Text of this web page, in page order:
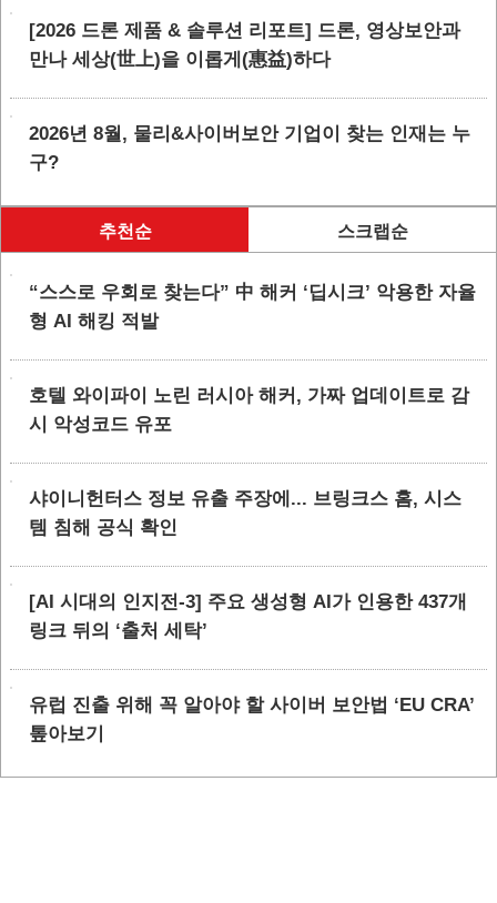
[2026 드론 제품 & 솔루션 리포트] 드론, 영상보안과
만나 세상(世上)을 이롭게(惠益)하다
2026년 8월, 물리&사이버보안 기업이 찾는 인재는 누
구?
추천순 스크랩순
“스스로 우회로 찾는다” 中 해커 ‘딥시크’ 악용한 자율
형 AI 해킹 적발
호텔 와이파이 노린 러시아 해커, 가짜 업데이트로 감
시 악성코드 유포
샤이니헌터스 정보 유출 주장에... 브링크스 홈, 시스
템 침해 공식 확인
[AI 시대의 인지전-3] 주요 생성형 AI가 인용한 437개
링크 뒤의 ‘출처 세탁’
유럽 진출 위해 꼭 알아야 할 사이버 보안법 ‘EU CRA’
톺아보기